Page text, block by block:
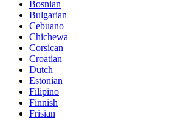
Bosnian
Bulgarian
Cebuano
Chichewa
Corsican
Croatian
Dutch
Estonian
Filipino
Finnish
Frisian